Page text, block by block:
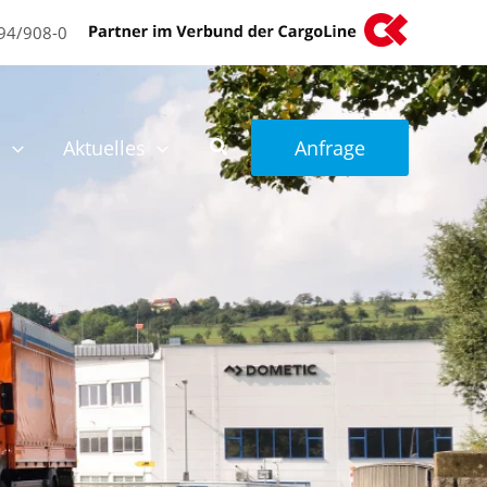
908-0
Aktuelles Anfrage